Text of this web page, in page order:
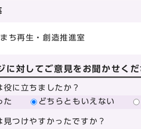
ち再生・創造推進室
に対してご意見をお聞かせくだ
役に立ちましたか？
た
どちらともいえない
見つけやすかったですか？